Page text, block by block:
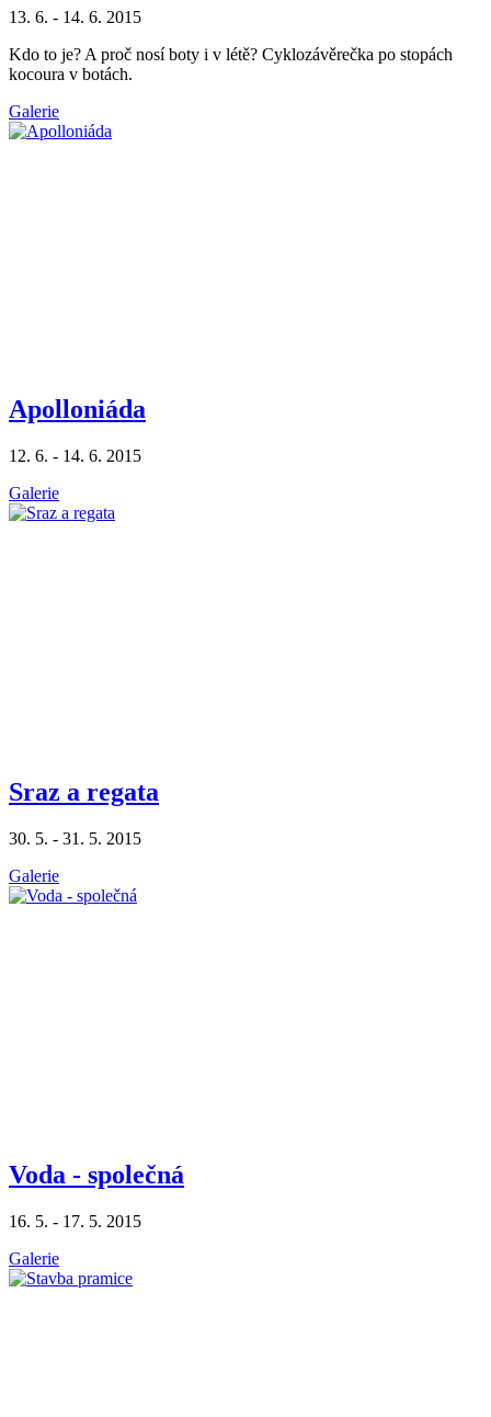
13. 6. - 14. 6. 2015
Kdo to je? A proč nosí boty i v létě? Cyklozávěrečka po stopách
kocoura v botách.
Galerie
Apolloniáda
12. 6. - 14. 6. 2015
Galerie
Sraz a regata
30. 5. - 31. 5. 2015
Galerie
Voda - společná
16. 5. - 17. 5. 2015
Galerie